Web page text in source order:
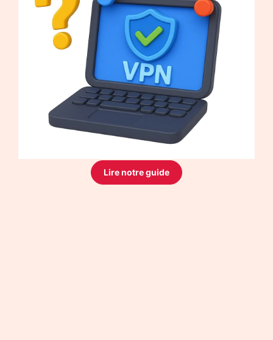
Lire notre guide